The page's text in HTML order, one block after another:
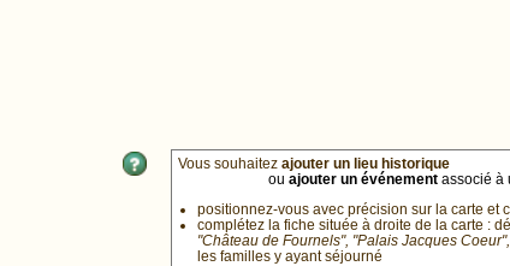
Vous souhaitez ajouter un lieu historique
ou ajouter un événement associé à
positionnez-vous avec précision sur la carte et
complétez la fiche située à droite de la carte :
"Château de Fournels", "Palais Jacques
les familles y ayant séjourné